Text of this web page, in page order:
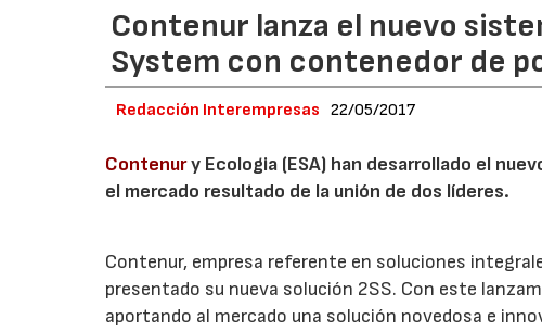
Contenur lanza el nuevo
System con contenedor de
Redacción Interempresas 22/05/2017
Contenury Ecologia (ESA) han desarrollado el
el mercado resultado de la unión de dos líderes.
Contenur, empresa referente en soluciones
presentado su nueva solución 2SS. Con este
aportando al mercado una solución novedosa e